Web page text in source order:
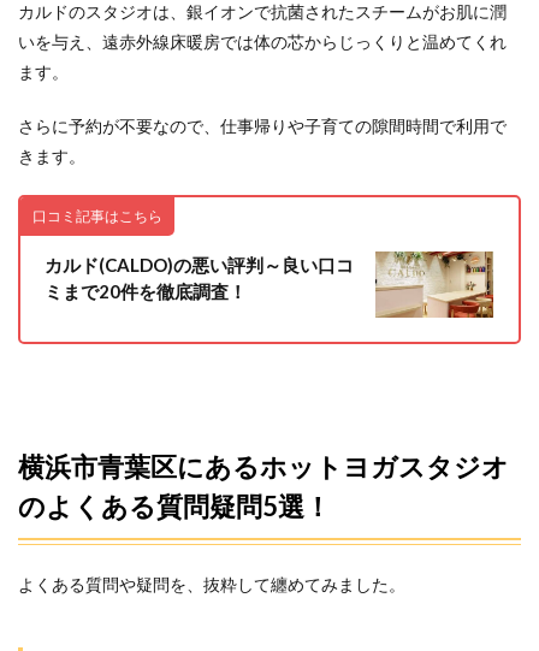
カルドのスタジオは、銀イオンで抗菌されたスチームがお肌に潤
いを与え、遠赤外線床暖房では体の芯からじっくりと温めてくれ
ます。
さらに予約が不要なので、仕事帰りや子育ての隙間時間で利用で
きます。
口コミ記事はこちら
カルド(CALDO)の悪い評判～良い口コ
ミまで20件を徹底調査！
横浜市青葉区にあるホットヨガスタジオ
のよくある質問疑問5選！
よくある質問や疑問を、抜粋して纏めてみました。